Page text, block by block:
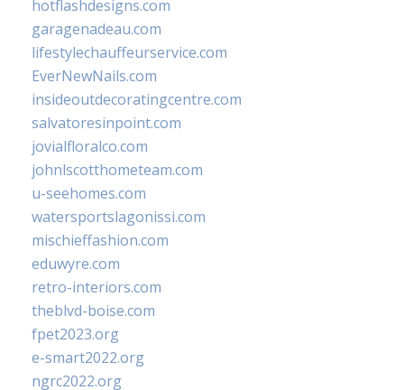
hotflashdesigns.com
garagenadeau.com
lifestylechauffeurservice.com
EverNewNails.com
insideoutdecoratingcentre.com
salvatoresinpoint.com
jovialfloralco.com
johnlscotthometeam.com
u-seehomes.com
watersportslagonissi.com
mischieffashion.com
eduwyre.com
retro-interiors.com
theblvd-boise.com
fpet2023.org
e-smart2022.org
ngrc2022.org